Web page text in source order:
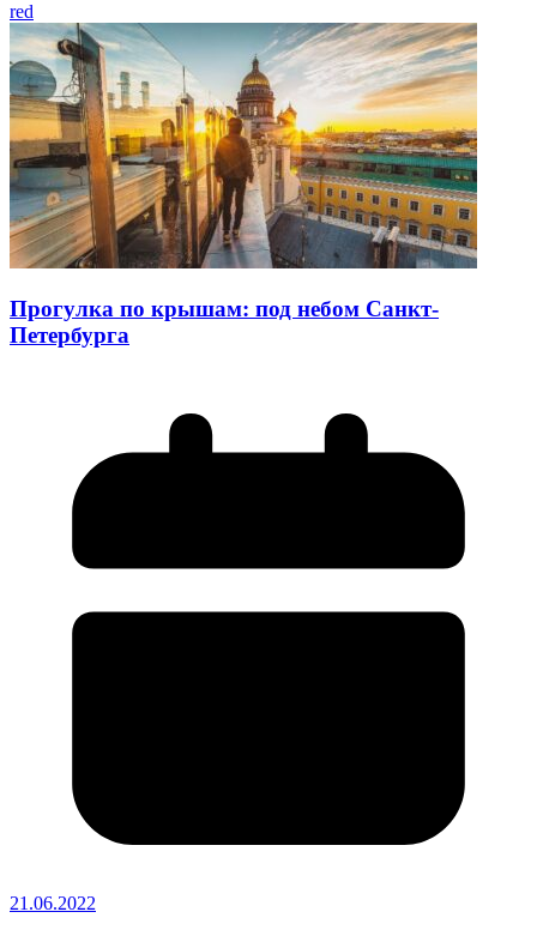
red
Прогулка по крышам: под небом Санкт-
Петербурга
21.06.2022